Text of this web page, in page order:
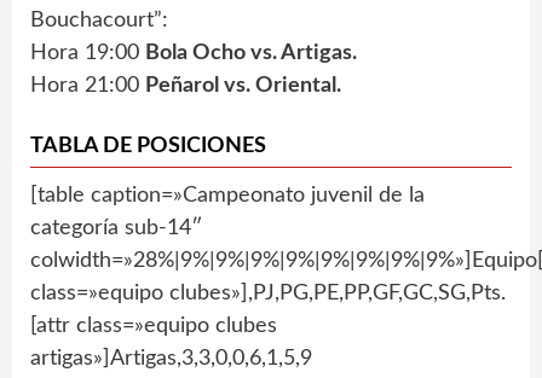
Bouchacourt”:
Hora 19:00 Bola Ocho vs. Artigas.
Hora 21:00 Peñarol vs. Oriental.
TABLA DE POSICIONES
[table caption=»Campeonato juvenil de la
categoría sub-14″
class=»equipo clubes»],PJ,PG,PE,PP,GF,GC,SG,Pts.
[attr class=»equipo clubes
artigas»]Artigas,3,3,0,0,6,1,5,9